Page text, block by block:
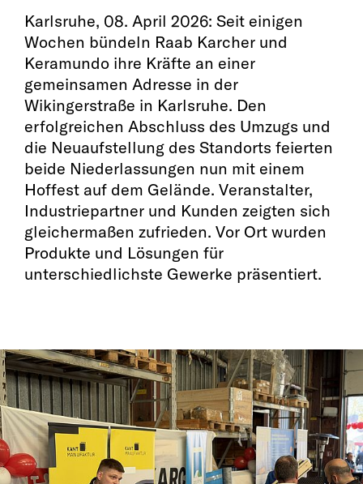
Karlsruhe, 08. April 2026: Seit einigen
Wochen bündeln Raab Karcher und
Keramundo ihre Kräfte an einer
gemeinsamen Adresse in der
Wikingerstraße in Karlsruhe. Den
erfolgreichen Abschluss des Umzugs und
die Neuaufstellung des Standorts feierten
beide Niederlassungen nun mit einem
Hoffest auf dem Gelände. Veranstalter,
Industriepartner und Kunden zeigten sich
gleichermaßen zufrieden. Vor Ort wurden
Produkte und Lösungen für
unterschiedlichste Gewerke präsentiert.